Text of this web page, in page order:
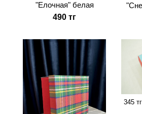
"Елочная" белая
490 тг
345